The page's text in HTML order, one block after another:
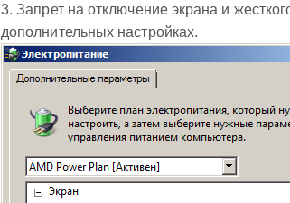
3. Запрет на отключение экрана и
дополнительных настройках.